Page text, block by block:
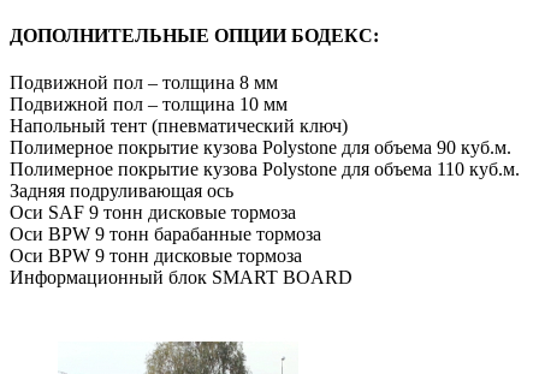
ДОПОЛНИТЕЛЬНЫЕ ОПЦИИ БОДЕКС:
Подвижной пол – толщина 8 мм
Подвижной пол – толщина 10 мм
Напольный тент (пневматический ключ)
Полимерное покрытие кузова Polystone для объема 90 куб.м.
Полимерное покрытие кузова Polystone для объема 110 куб.м.
Задняя подруливающая ось
Оси SAF 9 тонн дисковые тормоза
Оси BPW 9 тонн барабанные тормоза
Оси BPW 9 тонн дисковые тормоза
Информационный блок SMART BOARD